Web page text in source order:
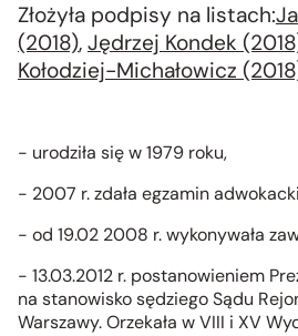
Złożyła podpisy na listach:
(2018), Jędrzej Kondek
Kołodziej-Michałowicz
- urodziła się w 1979 roku,
- 2007 r. zdała egzamin adwokacki
- od 19.02 2008 r. wykonywała
- 13.03.2012 r. postanowieniem
na stanowisko sędziego Sądu
Warszawy. Orzekała w VIII i XV